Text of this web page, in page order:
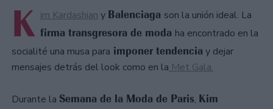
K im Kardashian y Balenciaga son la unión ideal. La
firma transgresora de moda ha encontrado en la
socialité una musa para imponer tendencia y dejar
mensajes detrás del look como en la Met Gala.
Durante la Semana de la Moda de Paris, Kim